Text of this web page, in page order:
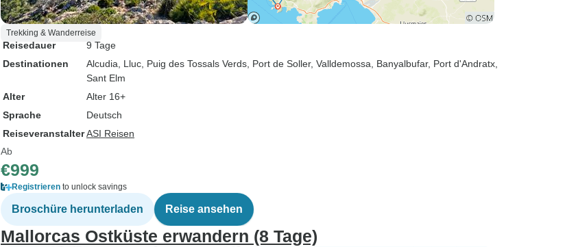
Trekking & Wanderreise
Reisedauer
9 Tage
Destinationen
Alcudia , Lluc , Puig des Tossals Verds , Port de Soller, Valldemossa , Banyalbufar, Port d'Andratx
Sant Elm
Alter
Alter 16+
Sprache
Deutsch
ReiseveranstalterASI Reisen
Ab
€999
Registrieren to unlock savings
Broschüre herunterladen Reise ansehen
Mallorcas Ostküste erwandern (8 Tage)